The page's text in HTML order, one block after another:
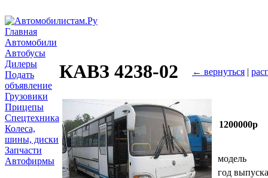
Главная
Автомобили
Автобусы
Дилеры
Подать
объявление
Грузовики
Прицепы
Спецтехника
Колеса,
шины, диски
Запчасти
Автофирмы
КАВЗ 4238-02 ← вернуться |
1200000р
модель
год выпуска